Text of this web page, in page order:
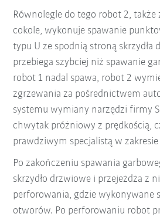
Równolegle do tego robot 2,
cokole, wykonuje spawanie
typu U ze spodnią stroną skrzydła
przebiega szybciej niż spawanie
robot 1 nadal spawa, robot 2
zgrzewania za pośrednictwem
systemu wymiany narzędzi firmy
chwytak próżniowy z prędkością,
prawdziwym specjalistą w
Po zakończeniu spawania
skrzydło drzwiowe i przejeżdża z
perforowania, gdzie wykonywane
otworów. Po perforowaniu robot